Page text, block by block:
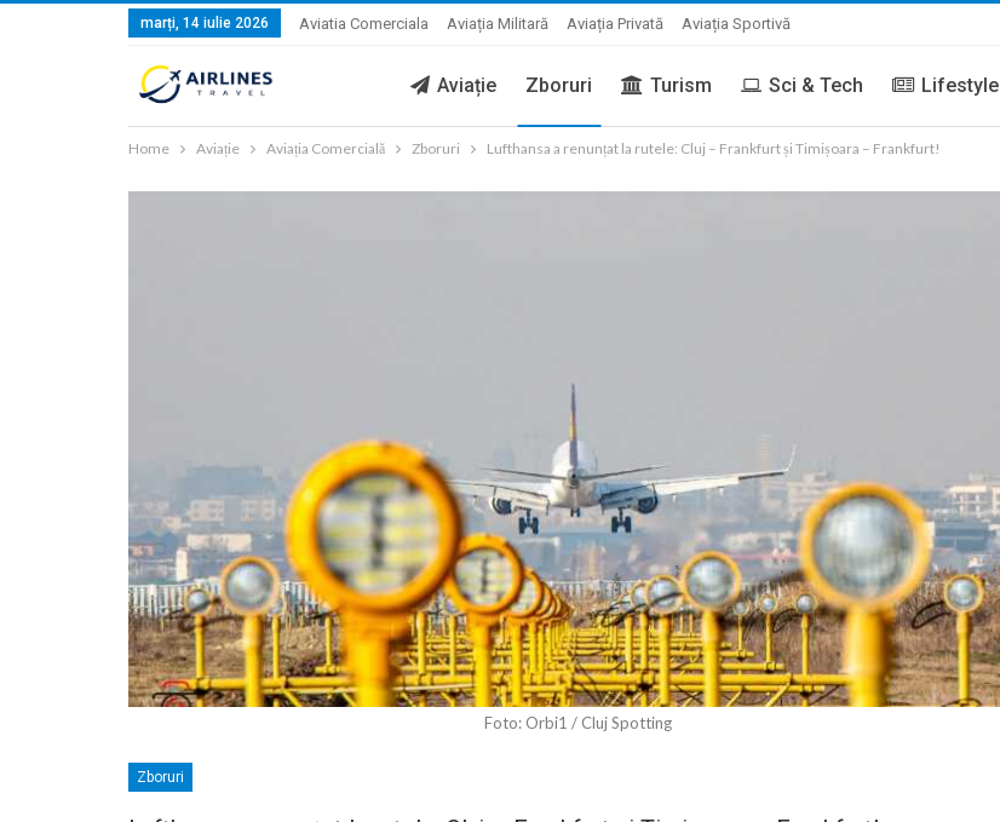
marți, 14 iulie 2026 Aviatia Comerciala Aviația Militară Aviația Privată Aviația Sportivă
Aviație Zboruri Turism Sci & Tech Lifestyle
Home Aviație Aviația Comercială Zboruri Lufthansa a renunțat la rutele: Cluj – Frankfurt și Timișoara – Frankfurt!
Foto: Orbi1 / Cluj Spotting
Zboruri